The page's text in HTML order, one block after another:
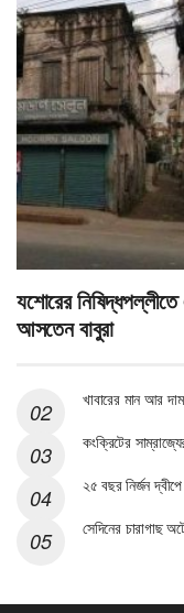
যশোরের
আসতেন বাবুরা
খাবারের মান আর
কংক্রিটের
২৫ বছর নির্জন
সেদিনের চারাগাছ